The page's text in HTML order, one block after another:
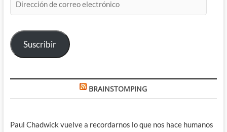
de
electrónico
Suscribir
BRAINSTOMPING
Paul Chadwick vuelve a recordarnos lo que nos hace humanos